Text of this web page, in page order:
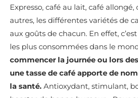
Expresso, café au lait, café
autres, les différentes variétés de
aux goûts de chacun. En effet,
les plus consommées dans le
commencer la journée ou lors
une tasse de café apporte de
la santé. Antioxydant, stimulant,